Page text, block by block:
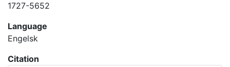
1727-5652
Language
Engelsk
Citation